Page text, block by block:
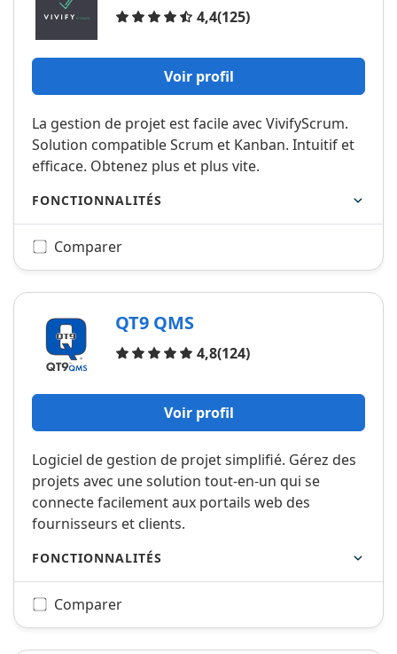
4,4(125)
Avis
Voir profil
La gestion de projet est facile avec VivifyScrum.
Solution compatible Scrum et Kanban. Intuitif et
efficace. Obtenez plus et plus vite.
FONCTIONNALITÉS
Comparer
QT9 QMS
4,8(124)
Avis
Voir profil
Logiciel de gestion de projet simplifié. Gérez des
projets avec une solution tout-en-un qui se
connecte facilement aux portails web des
fournisseurs et clients.
FONCTIONNALITÉS
Comparer